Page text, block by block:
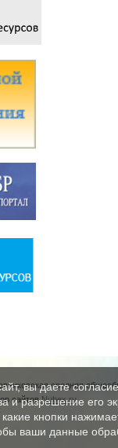
средняя
сайтовNubex.ru
вы даете
и разрешение его
кнопки
ваши данные